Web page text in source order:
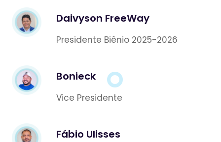
Daivyson FreeWay
Presidente Biênio 2025-2026
Bonieck
Vice Presidente
Fábio Ulisses